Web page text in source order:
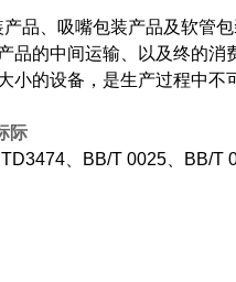
品、吸嘴包装产品及软管
品的中间运输、以及终的消
小的设备，是生产过程中不
际
、BB/T 0025、BB/T